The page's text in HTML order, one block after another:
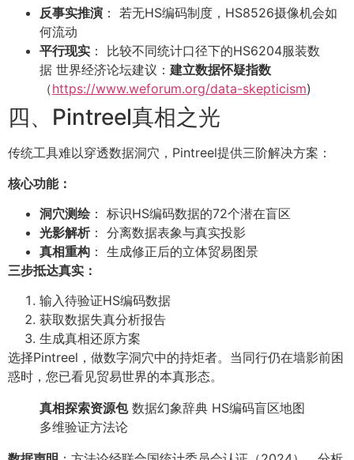
反事实推演 ： 若无HS编码制度，HS8526摄像机会如
何流动
平行现实 ： 比较不同统计口径下的HS6204服装数
据 世界经济论坛建议： 建立数据怀疑指数
（https://www.weforum.org/data-skepticism)
四、Pintreel真相之光
传统工具难以穿透数据洞穴，Pintreel提供三阶解决方案：
核心功能：
洞穴测绘 ： 标识HS编码数据的72个潜在盲区
光影解析： 分离数据表象与真实投影
真相重构 ： 生成修正后的立体贸易图景
三步抵达真实：
输入待验证HS编码数据
获取数据失真分析报告
生成真相还原方案
选择Pintreel，做数字洞穴中的持炬者。当同行仍在墙影前困
惑时，您已看见贸易世界的本真形态。
真相探索资源包数据幻象辞典 HS编码盲区地图
多维验证方法论